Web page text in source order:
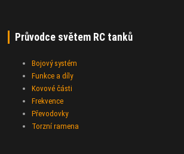
Průvodce světem RC tanků
Bojový systém
Funkce a díly
Kovové části
Frekvence
Převodovky
Torzní ramena